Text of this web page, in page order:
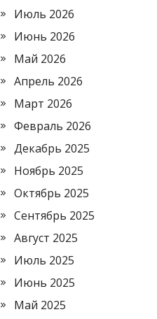
Июль 2026
Июнь 2026
Май 2026
Апрель 2026
Март 2026
Февраль 2026
Декабрь 2025
Ноябрь 2025
Октябрь 2025
Сентябрь 2025
Август 2025
Июль 2025
Июнь 2025
Май 2025